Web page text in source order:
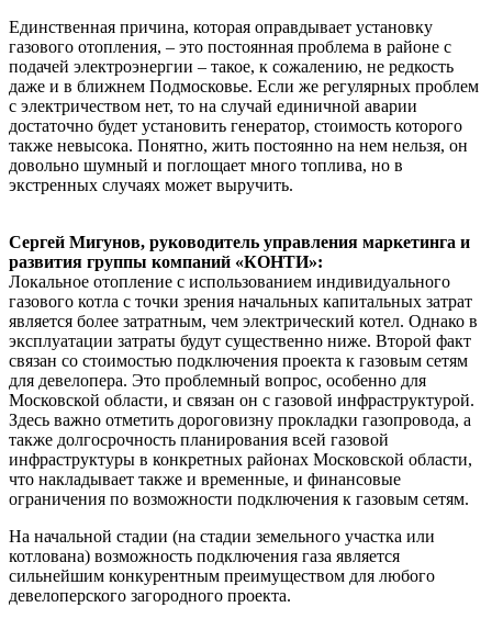
Единственная причина, которая оправдывает установку
газового отопления, – это постоянная проблема в районе с
подачей электроэнергии – такое, к сожалению, не редкость
даже и в ближнем Подмосковье. Если же регулярных проблем
с электричеством нет, то на случай единичной аварии
достаточно будет установить генератор, стоимость которого
также невысока. Понятно, жить постоянно на нем нельзя, он
довольно шумный и поглощает много топлива, но в
экстренных случаях может выручить.
Сергей Мигунов, руководитель управления маркетинга и
развития группы компаний «КОНТИ»:
Локальное отопление с использованием индивидуального
газового котла с точки зрения начальных капитальных затрат
является более затратным, чем электрический котел. Однако в
эксплуатации затраты будут существенно ниже. Второй факт
связан со стоимостью подключения проекта к газовым сетям
для девелопера. Это проблемный вопрос, особенно для
Московской области, и связан он с газовой инфраструктурой.
Здесь важно отметить дороговизну прокладки газопровода, а
также долгосрочность планирования всей газовой
инфраструктуры в конкретных районах Московской области,
что накладывает также и временные, и финансовые
ограничения по возможности подключения к газовым сетям.
На начальной стадии (на стадии земельного участка или
котлована) возможность подключения газа является
сильнейшим конкурентным преимуществом для любого
девелоперского загородного проекта.